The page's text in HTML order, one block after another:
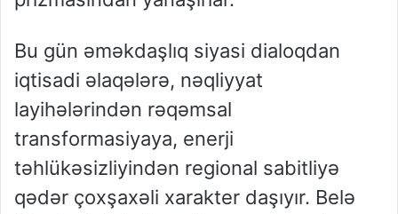
Bu gün əməkdaşlıq siyasi dialoqdan
iqtisadi əlaqələrə, nəqliyyat
layihələrindən rəqəmsal
transformasiyaya, enerji
təhlükəsizliyindən regional sabitliyə
qədər çoxşaxəli xarakter daşıyır. Belə